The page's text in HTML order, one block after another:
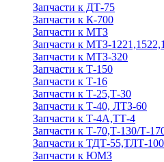
Запчасти к ДТ-75
Запчасти к К-700
Запчасти к МТЗ
Запчасти к МТЗ-
Запчасти к МТЗ-320
Запчасти к Т-150
Запчасти к Т-16
Запчасти к Т-25,Т-30
Запчасти к Т-40, ЛТЗ-60
Запчасти к Т-4А,ТТ-4
Запчасти к Т-70,Т-130/Т-
Запчасти к ТДТ-55,ТЛТ-100
Запчасти к ЮМЗ